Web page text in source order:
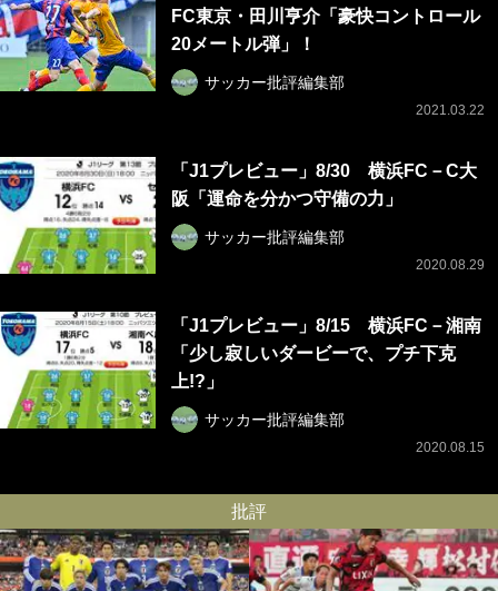
FC東京・田川亨介「豪快コントロール
20メートル弾」！
サッカー批評編集部
2021.03.22
「J1プレビュー」8/30 横浜FC－C大
阪「運命を分かつ守備の力」
サッカー批評編集部
2020.08.29
「J1プレビュー」8/15 横浜FC－湘南
「少し寂しいダービーで、プチ下克
上!?」
サッカー批評編集部
2020.08.15
批評